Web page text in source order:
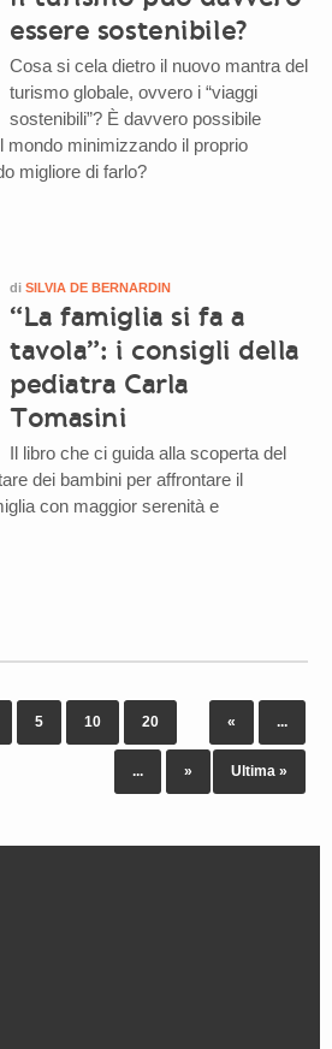
essere sostenibile?
Cosa si cela dietro il nuovo mantra del
turismo globale, ovvero i “viaggi
sostenibili”? È davvero possibile
mondo minimizzando il proprio
migliore di farlo?
di SILVIA DE BERNARDIN
“La famiglia si fa a
tavola”: i consigli della
pediatra Carla
Tomasini
Il libro che ci guida alla scoperta del
dei bambini per affrontare il
con maggior serenità e
«
5 ...
10 20
... » Ultima »